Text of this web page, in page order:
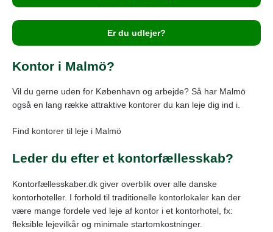
Er du udlejer?
Kontor i Malmö?
Vil du gerne uden for København og arbejde? Så har Malmö
også en lang række attraktive kontorer du kan leje dig ind i.
Find kontorer til leje i Malmö
Leder du efter et kontorfællesskab?
Kontorfællesskaber.dk giver overblik over alle danske
kontorhoteller. I forhold til traditionelle kontorlokaler kan der
være mange fordele ved leje af kontor i et kontorhotel, fx:
fleksible lejevilkår og minimale startomkostninger.